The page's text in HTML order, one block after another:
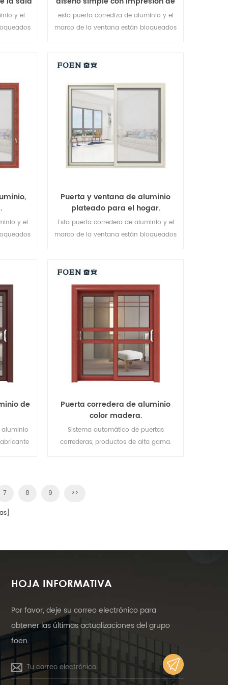
dey el
para
madera para dormitorio
esta puerta corrediza de aluminio y el
marco de la ventana están bloqueados
excelente. Variedad de tipos de puertas
arquitectónicas.
y el
Puerta y ventana de aluminio
plateado para el hogar.
Esta puerta corredera de aluminio y el
marco de la ventana están bloqueados
Variedad de tipos de puertas para
satisfacer diferentes necesidades
arquitectónicas.
de
aluminio
Puerta corredera de aluminio
color madera.
Sistema automático de puertas
correderas, productos de alta gama.
7 8 9 >>
HOJA INFORMATIVA
Por favor, deje su correo electrónico para
obtener las últimas actualizaciones del grupo
foen.